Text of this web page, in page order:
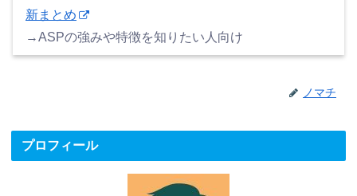
新まとめ
→ASPの強みや特徴を知りたい人向け
ノマチ
プロフィール